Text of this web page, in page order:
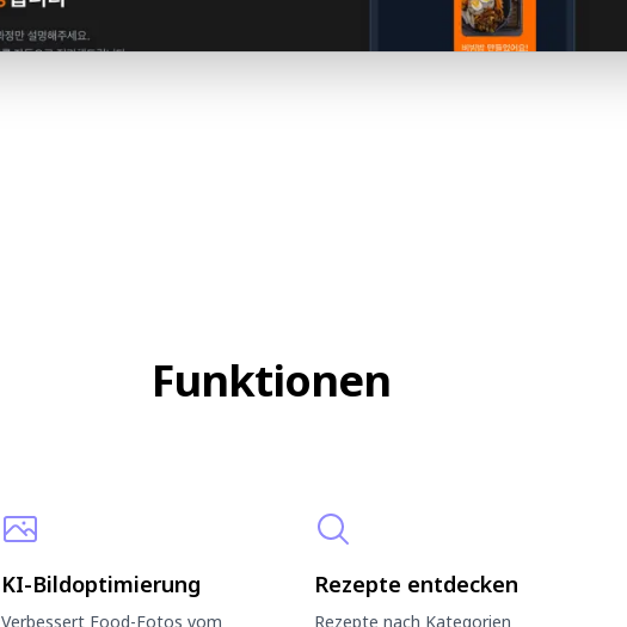
Funktionen
KI-Bildoptimierung
Verbessert Food-Fotos vom
Rezepte entdecken
Rezepte nach Kategorien